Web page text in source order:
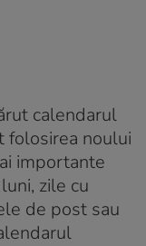
calendarul
folosirea noului
importante
zile cu
de post sau